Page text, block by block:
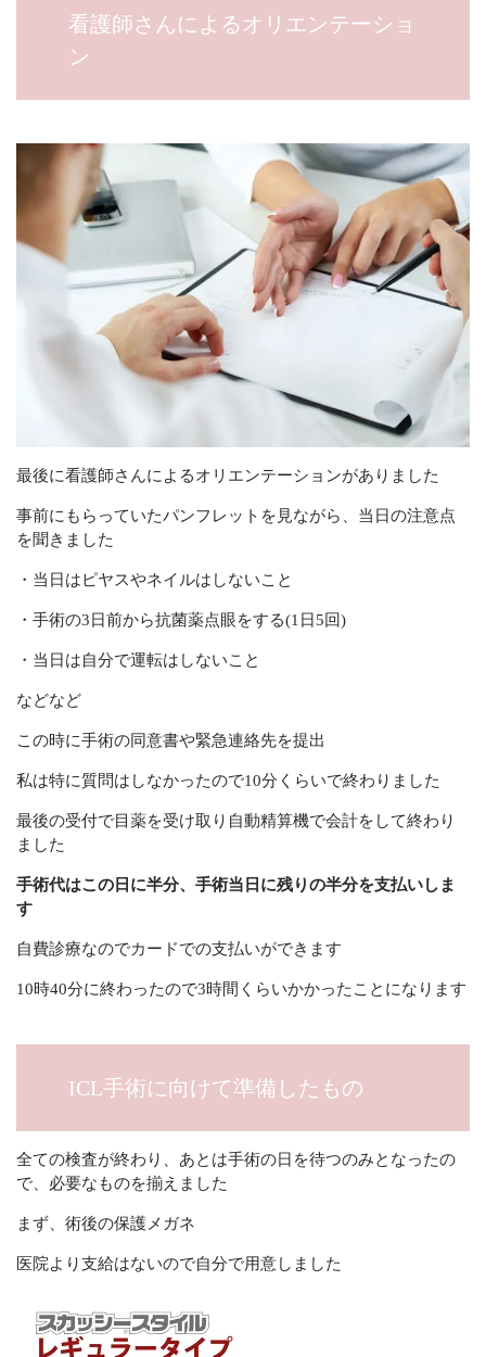
看護師さんによるオリエンテーショ
ン
最後に看護師さんによるオリエンテーションがありました
事前にもらっていたパンフレットを見ながら、当日の注意点
を聞きました
・当日はピヤスやネイルはしないこと
・手術の3日前から抗菌薬点眼をする(1日5回)
・当日は自分で運転はしないこと
などなど
この時に手術の同意書や緊急連絡先を提出
私は特に質問はしなかったので10分くらいで終わりました
最後の受付で目薬を受け取り自動精算機で会計をして終わり
ました
手術代はこの日に半分、手術当日に残りの半分を支払いしま
す
自費診療なのでカードでの支払いができます
10時40分に終わったので3時間くらいかかったことになります
ICL手術に向けて準備したもの
全ての検査が終わり、あとは手術の日を待つのみとなったの
で、必要なものを揃えました
まず、術後の保護メガネ
医院より支給はないので自分で用意しました